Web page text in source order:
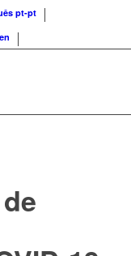
pt-pt
en